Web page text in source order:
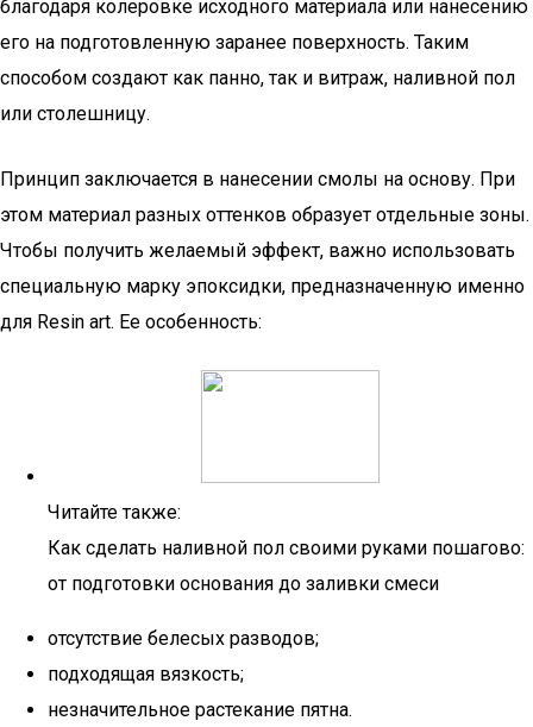
благодаря колеровке исходного материала или нанесению
его на подготовленную заранее поверхность. Таким
способом создают как панно, так и витраж, наливной пол
или столешницу.
Принцип заключается в нанесении смолы на основу. При
этом материал разных оттенков образует отдельные зоны.
Чтобы получить желаемый эффект, важно использовать
специальную марку эпоксидки, предназначенную именно
для Resin art. Ее особенность:
Читайте также:
Как сделать наливной пол своими руками пошагово:
от подготовки основания до заливки смеси
отсутствие белесых разводов;
подходящая вязкость;
незначительное растекание пятна.